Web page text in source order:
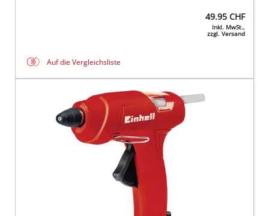
49.95 CHF
Inkl. MwSt.,
zzgl. Versand
Auf die Vergleichsliste